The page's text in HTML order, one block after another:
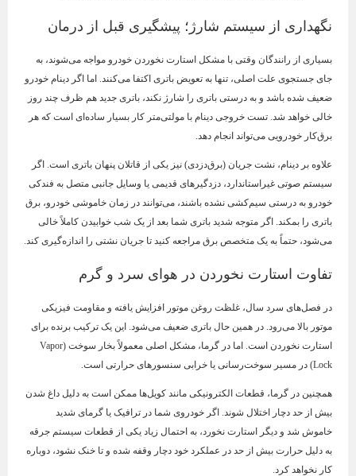
نگهداری از سیستم شارژ؛ پیشگیری قبل از درمان
بسیاری از رانندگان وقتی با مشکل استارت نخوردن خودرو مواجه می‌شوند، به
جای جستجوی علت اصلی، تنها به تعویض باتری اکتفا می‌کنند. اما اگر دینام خودرو
ضعیف شده باشد و به درستی باتری را شارژ نکند، باتری جدید هم ظرف چند روز
خالی خواهد شد. تست خروجی دینام با مولتی‌متر کار بسیار ساده‌ای است که هر
برق‌کار خودرویی می‌تواند انجام دهد.
علاوه بر دینام، نشت جریان (برق‌دزدی) نیز یکی از قاتلان پنهان باتری است. اگر
سیستم صوتی غیر‌استاندارد، دزدگیرهای قدیمی یا وسایل جانبی متصل به فندکی
خودرو به درستی سیم‌کشی نشده باشند، می‌توانند در زمان خاموشی خودرو، برق
باتری را بمکند. اگر متوجه شدید باتری شما بعد از یک شب خوابیدن کاملاً خالی
می‌شود، حتماً به یک متخصص برق مراجعه کنید تا جریان نشتی را اندازه‌گیری کند.
تفاوت استارت نخوردن در هوای سرد و گرم
در فصل‌های سرد سال، غلظت روغن موتور افزایش یافته و مقاومت فیزیکی
موتور بالا می‌رود. در همین حال باتری ضعیف می‌شود. این یک ترکیب برنده برای
استارت نخوردن است. اما در گرما، مشکل اصلی معمولاً بخار سوخت (Vapor
Lock) در مسیر سوخت‌رسانی یا خرابی سنسورهای حرارتی است.
همچنین در گرما، قطعات الکترونیکی مانند کویل‌ها ممکن است به دلیل داغ شدن
بیش از حد دچار اختلال شوند. اگر خودروی شما در ترافیک یا گرمای شدید
خاموش شد و دیگر استارت نخورد، به احتمال زیاد یکی از قطعات سیستم جرقه
به دلیل حرارت بیش از حد در عملکرد خود دچار وقفه شده و تا خنک نشود، دوباره
کار نخواهد کرد.